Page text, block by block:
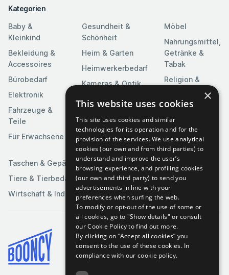
Kategorien
Baby &
Kleinkind
Bekleidung &
Accessoires
Bürobedarf
Elektronik
Fahrzeuge &
Teile
Für Erwachsene
Gesundheit &
Schönheit
Heim & Garten
Heimwerkerbedarf
Kameras & Optik
Kunst &
Unterhaltung
Medien
Möbel
Nahrungsmittel,
Getränke &
Tabak
Religion &
Feierlichkeiten
Software
Spielzeuge &
Spiele
Sportartikel
Taschen & Gepäck
Tiere & Tierbedarf
Wirtschaft & Industrie
Bedingungen & Konditionen
Cookie-Richtlinie
×
This website uses cookies
This site uses cookies and similar
technologies for its operation and for the
provision of the services. We use analytical
cookies (our own and from third parties) to
understand and improve the user’s
browsing experience, and profiling cookies
(our own and third party) to send you
advertisements in line with your
preferences when surfing the web.
To modify or opt-out of the use of some or
all cookies, go to "Show details" or consult
our Cookie Policy to find out more.
By clicking on “Accept all cookies” you
consent to the use of these cookies. In
compliance with our cookie policy.